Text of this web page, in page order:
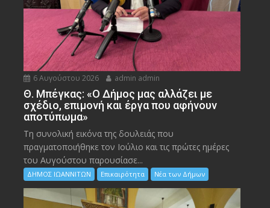
6 Αυγούστου 2026 admin admin
Θ. Μπέγκας: «Ο Δήμος μας αλλάζει με
σχέδιο, επιμονή και έργα που αφήνουν
αποτύπωμα»
Τη συνολική εικόνα της δουλειάς που
πραγματοποιήθηκε τον Ιούλιο και τις πρώτες ημέρες
του Αυγούστου παρουσίασε...
ΔΗΜΟΣ ΙΩΑΝΝΙΤΩΝ Επικαιρότητα Νέα των Δήμων